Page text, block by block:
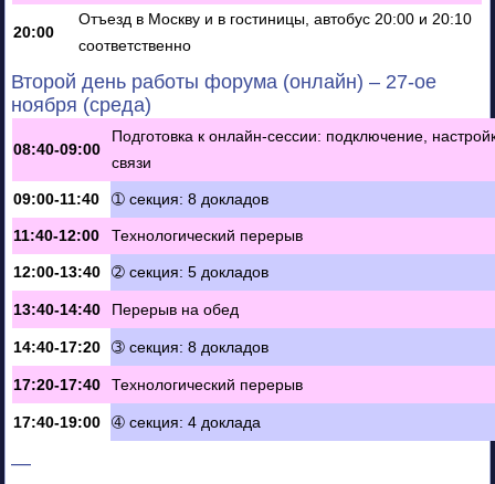
20:00
Отъезд в Москву и в гостиницы, автобус 20:00 и 20:10
соответственно
Второй день работы форума (онлайн) – 27-ое
ноября (среда)
08:40-09:00
Подготовка к онлайн-сессии: подключение,
связи
09:00-11:40 ➀ секция: 8 докладов
11:40-12:00 Технологический перерыв
12:00-13:40 ➁ секция: 5 докладов
13:40-14:40 Перерыв на обед
14:40-17:20 ➂ секция: 8 докладов
17:20-17:40 Технологический перерыв
17:40-19:00 ➃ секция: 4 доклада
—